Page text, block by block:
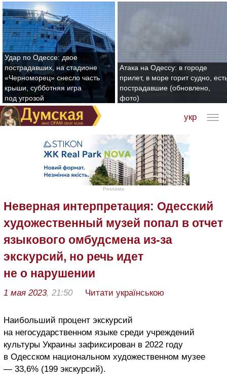
Удар по Одессе: двое
пострадавших, на стадионе
«Черноморец» снесло часть
крыши, субботняя игра
под угрозой
Атака на Одессу: в городе
прилет, в море горит судно,
пострадавшие (обновлено,
фото)
укр
Реклама
Неверная интерпретация: Одесский
художественный музей попал в отчет
языкового омбудсмена из-за
экскурсий, но речь идет
не о нарушении
1 мая 2023, 21:50 Читати українською
Наибольший процент экскурсий
на негосударственном языке среди учреждений
культуры Украины зафиксирован в 2022 году
в Одесском национальном художественном музее
— 33,6% (199 экскурсий).